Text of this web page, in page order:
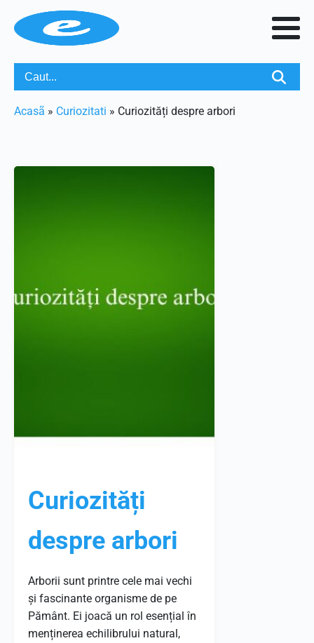
Acasã » Curiozitati » Curiozități despre arbori
Curiozități
despre arbori
Arborii sunt printre cele mai vechi
și fascinante organisme de pe
Pământ. Ei joacă un rol esențial în
menținerea echilibrului natural,